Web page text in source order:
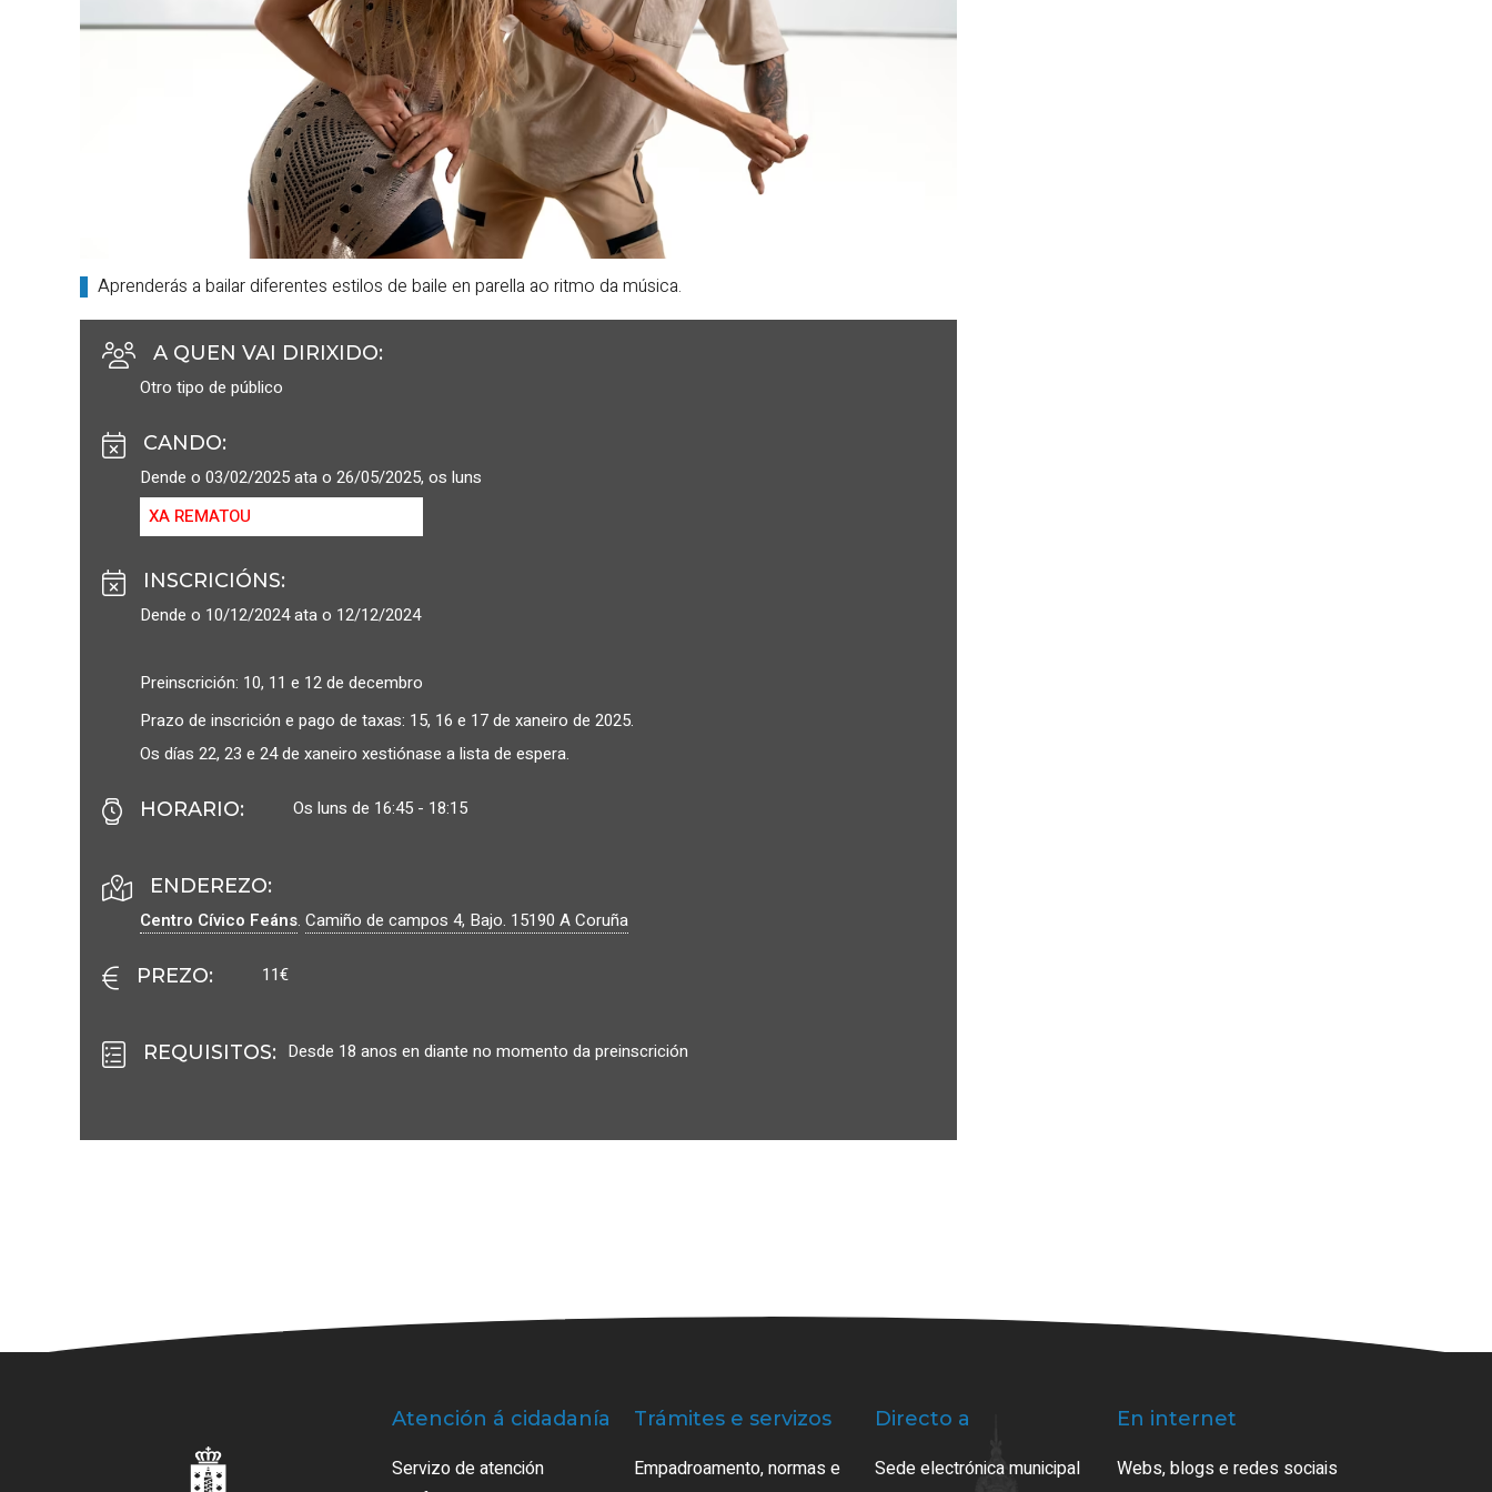
Aprenderás a bailar diferentes estilos de baile en parella ao ritmo da música.
A QUEN VAI DIRIXIDO:
Otro tipo de público
CANDO:
Dende o 03/02/2025 ata o 26/05/2025, os luns
XA REMATOU
INSCRICIÓNS:
Dende o 10/12/2024 ata o 12/12/2024
Preinscrición: 10, 11 e 12 de decembro
Prazo de inscrición e pago de taxas: 15, 16 e 17 de xaneiro de 2025.
Os días 22, 23 e 24 de xaneiro xestiónase a lista de espera.
HORARIO: Os luns de 16:45 - 18:15
ENDEREZO:
Centro Cívico Feáns. Camiño de campos 4, Bajo. 15190 A Coruña
PREZO: 11€
REQUISITOS: Desde 18 anos en diante no momento da preinscrición
Atención á cidadanía
Servizo de atención
Trámites e servizos
Empadroamento, normas e
Directo a
Sede electrónica municipal
En internet
Webs, blogs e redes sociais